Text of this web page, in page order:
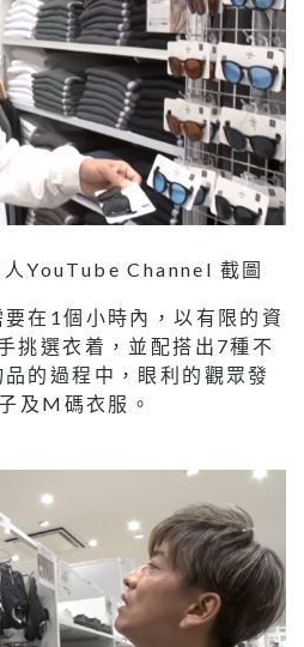
YouTube Channel 截圖
在1個小時內，以有限的資
挑選衣着，並配搭出7種不
的過程中，眼利的觀眾發
及M碼衣服。